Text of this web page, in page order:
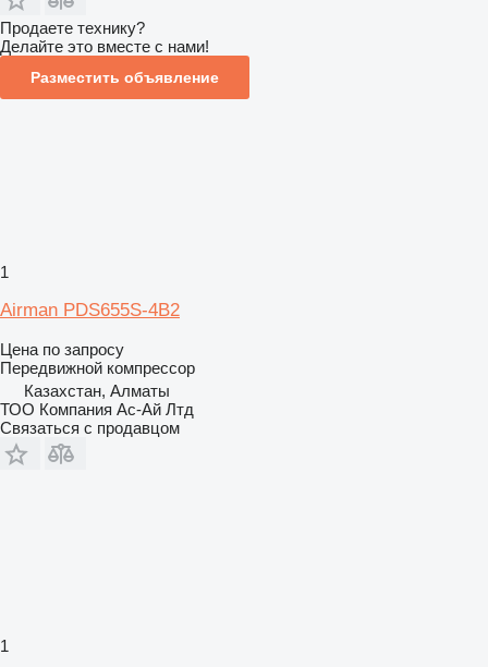
Продаете технику?
Делайте это вместе с нами!
Разместить объявление
1
Airman PDS655S-4B2
Цена по запросу
Передвижной компрессор
Казахстан, Алматы
ТОО Компания Ас-Ай Лтд
Связаться с продавцом
1